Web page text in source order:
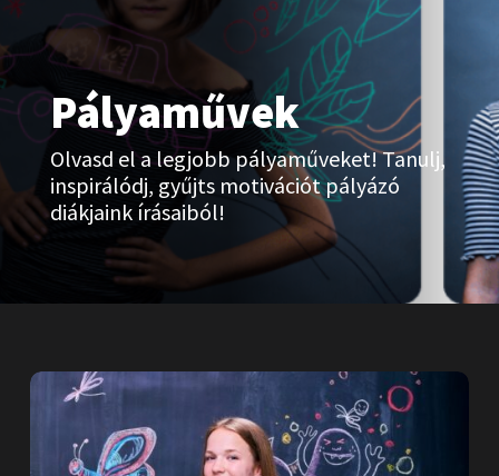
Pályaművek
Olvasd el a legjobb pályaműveket! Tanulj,
inspirálódj, gyűjts motivációt pályázó
diákjaink írásaiból!